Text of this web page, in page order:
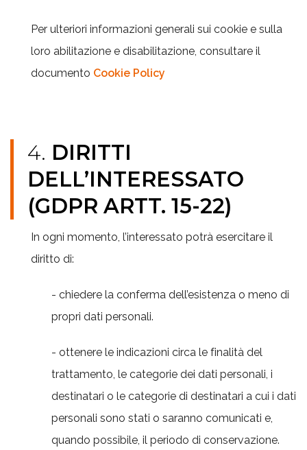
Per ulteriori informazioni generali sui cookie e sulla
loro abilitazione e disabilitazione, consultare il
documento Cookie Policy
4. DIRITTI
DELL’INTERESSATO
(GDPR ARTT. 15-22)
In ogni momento, l’interessato potrà esercitare il
diritto di:
- chiedere la conferma dell’esistenza o meno di
propri dati personali.
- ottenere le indicazioni circa le finalità del
trattamento, le categorie dei dati personali, i
destinatari o le categorie di destinatari a cui i dati
personali sono stati o saranno comunicati e,
quando possibile, il periodo di conservazione.